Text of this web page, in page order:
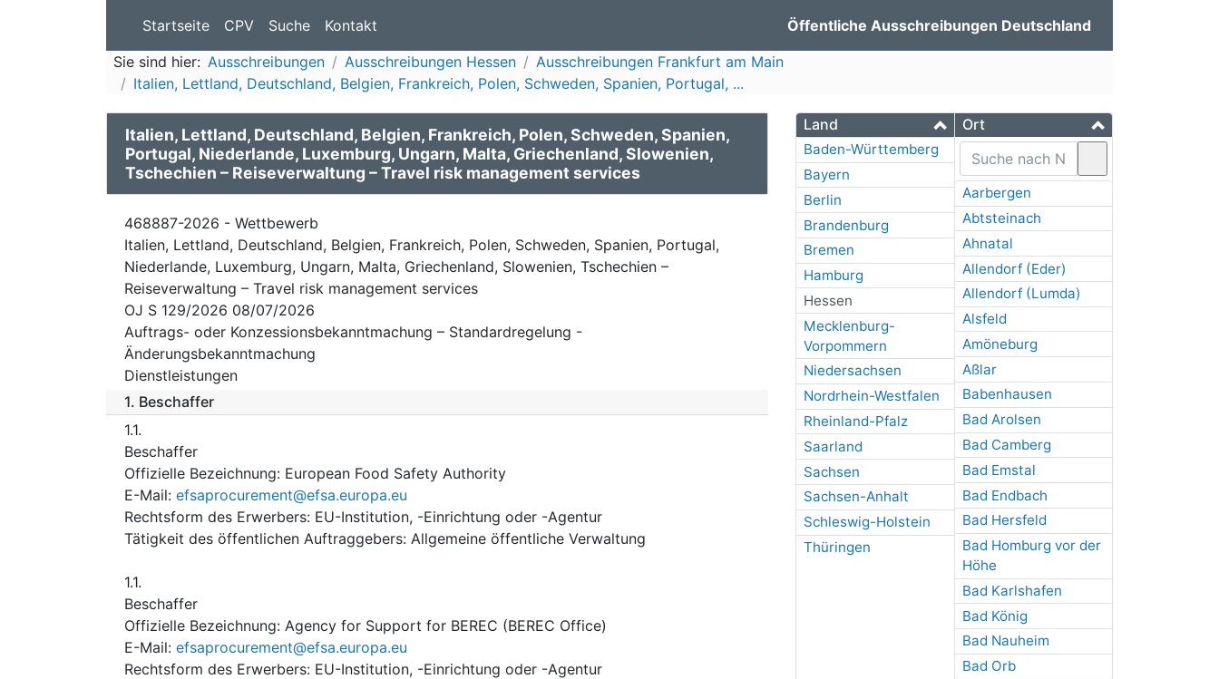
Startseite CPV Suche Kontakt Öffentliche Ausschreibungen Deutschland
Sie sind hier: Ausschreibungen Ausschreibungen Hessen
Ausschreibungen Frankfurt am Main
Italien, Lettland, Deutschland, Belgien, Frankreich, Polen, Schweden, Spanien, Portugal, ...
Land
Baden-Württemberg
Bayern
Berlin
Brandenburg
Bremen
Hamburg
Hessen
Mecklenburg-
Vorpommern
Niedersachsen
Nordrhein-Westfalen
Rheinland-Pfalz
Saarland
Sachsen
Sachsen-Anhalt
Schleswig-Holstein
Thüringen
Ort
Aarbergen
Abtsteinach
Ahnatal
Allendorf (Eder)
Allendorf (Lumda)
Alsfeld
Amöneburg
Aßlar
Babenhausen
Bad Arolsen
Bad Camberg
Bad Emstal
Bad Endbach
Bad Hersfeld
Bad Homburg vor der
Höhe
Bad Karlshafen
Bad König
Bad Nauheim
Bad Orb
Italien, Lettland, Deutschland, Belgien, Frankreich, Polen, Schweden, Spanien,
Portugal, Niederlande, Luxemburg, Ungarn, Malta, Griechenland, Slowenien,
Tschechien – Reiseverwaltung – Travel risk management services
468887-2026 - Wettbewerb
Italien, Lettland, Deutschland, Belgien, Frankreich, Polen, Schweden, Spanien, Portugal,
Niederlande, Luxemburg, Ungarn, Malta, Griechenland, Slowenien, Tschechien –
Reiseverwaltung – Travel risk management services
OJ S 129/2026 08/07/2026
Auftrags- oder Konzessionsbekanntmachung – Standardregelung -
Änderungsbekanntmachung
Dienstleistungen
1. Beschaffer
1.1.
Beschaffer
Offizielle Bezeichnung: European Food Safety Authority
E-Mail: efsaprocurement@efsa.europa.eu
Rechtsform des Erwerbers: EU-Institution, -Einrichtung oder -Agentur
Tätigkeit des öffentlichen Auftraggebers: Allgemeine öffentliche Verwaltung
1.1.
Beschaffer
Offizielle Bezeichnung: Agency for Support for BEREC (BEREC Office)
E-Mail: efsaprocurement@efsa.europa.eu
Rechtsform des Erwerbers: EU-Institution, -Einrichtung oder -Agentur